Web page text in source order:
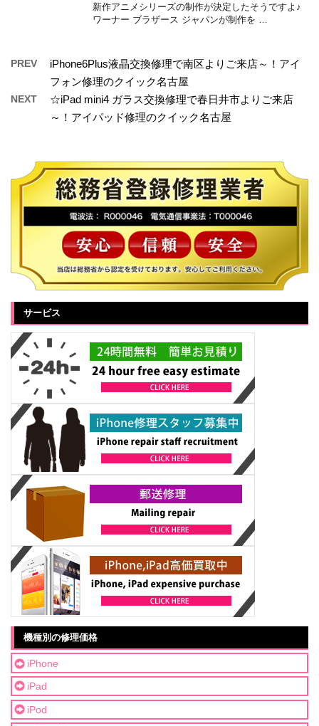
新作アニメシリーズの制作が決定したそうですよ♪
ワーナー ブラザース ジャパンが制作を …
PREV
iPhone6Plus液晶交換修理で南区よりご来店～！アイ
フォン修理のクイック名古屋
NEXT
☆iPad mini4 ガラス交換修理で春日井市よりご来店
～！アイパッド修理のクイック名古屋
サービス
機種別の修理価格
iPhone
iPad
iPod